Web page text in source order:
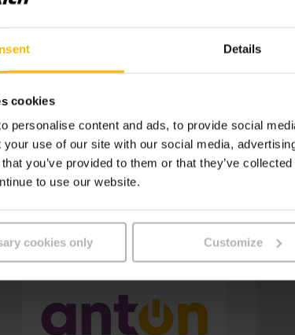
Details
cookies
personalise content and ads, to provide social
your use of our site with our social media,
you’ve provided to them or that they’ve
to use our website.
cookies only Customize
Je
člena
alebo
podať